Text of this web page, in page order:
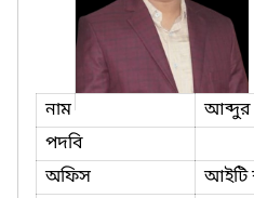
নাম
আব্দুর
পদবি
অফিস
আইটি